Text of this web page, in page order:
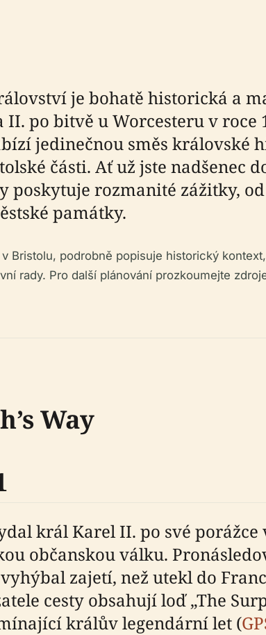
je bohatě historická a
po bitvě u Worcesteru v roce
jedinečnou směs královské
části. Ať už jste nadšenec
poskytuje rozmanité zážitky,
památky.
Bristolu, podrobně popisuje historický
rady. Pro další plánování prozkoumejte
Way
král Karel II. po své
občanskou válku.
zajetí, než utekl do
cesty obsahují loď „The
králův legendární let (